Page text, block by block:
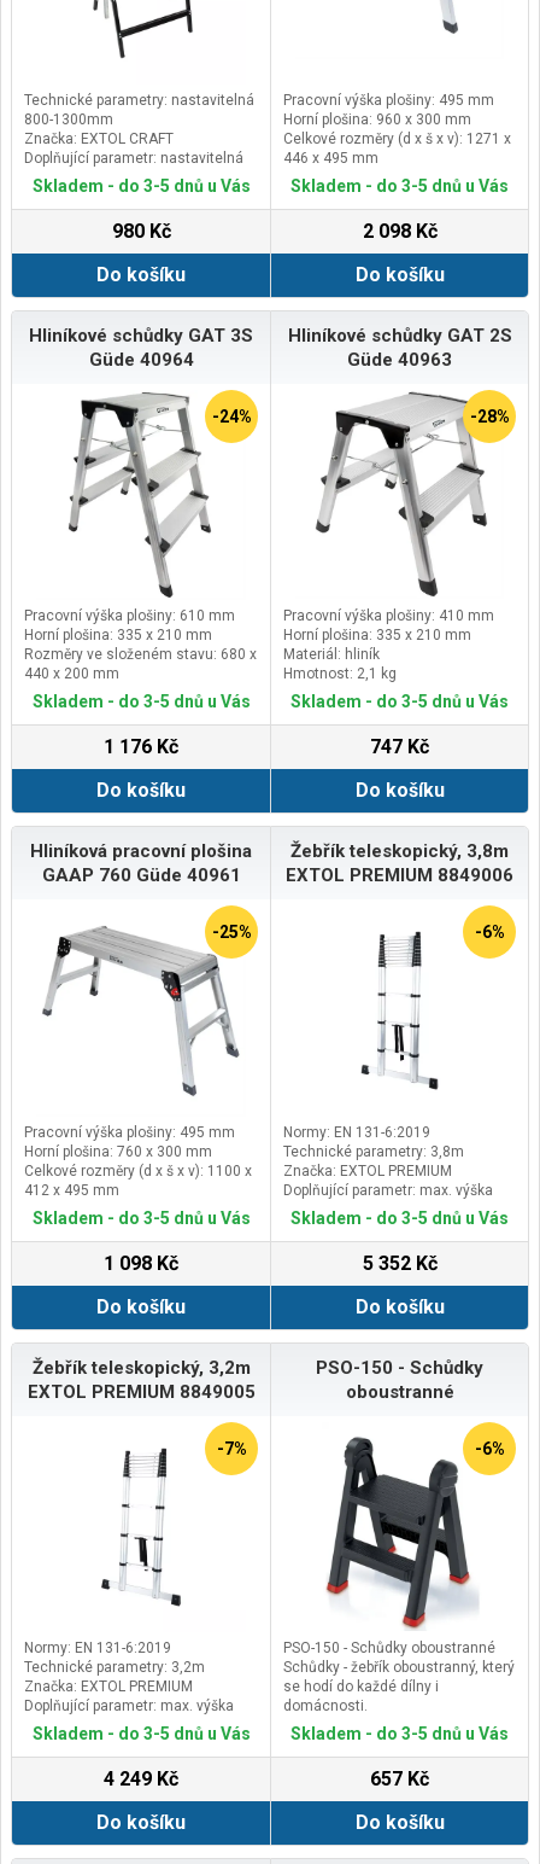
Technické parametry: nastavitelná
800-1300mm
Značka: EXTOL CRAFT
Doplňující parametr: nastavitelná
výška 800-1300mm, nosnost
200kg, půdorysné rozměry
684x581mm
Skladem - do 3-5 dnů u Vás
980 Kč
Do košíku
Pracovní výška plošiny: 495 mm
Horní plošina: 960 x 300 mm
Celkové rozměry (d x š x v): 1271 x
446 x 495 mm
Max. zatížení: 150 kg
Skladem - do 3-5 dnů u Vás
2 098 Kč
Do košíku
Hliníkové schůdky GAT 3S
Güde 40964
-24%
Pracovní výška plošiny: 610 mm
Horní plošina: 335 x 210 mm
Rozměry ve složeném stavu: 680 x
440 x 200 mm
Skládací: ano
Skladem - do 3-5 dnů u Vás
1 176 Kč
Do košíku
Hliníkové schůdky GAT 2S
Güde 40963
-28%
Pracovní výška plošiny: 410 mm
Horní plošina: 335 x 210 mm
Materiál: hliník
Hmotnost: 2,1 kg
Skladem - do 3-5 dnů u Vás
747 Kč
Do košíku
Hliníková pracovní plošina
GAAP 760 Güde 40961
-25%
Pracovní výška plošiny: 495 mm
Horní plošina: 760 x 300 mm
Celkové rozměry (d x š x v): 1100 x
412 x 495 mm
Max. zatížení: 150 kg
Skladem - do 3-5 dnů u Vás
1 098 Kč
Do košíku
Žebřík teleskopický, 3,8m
EXTOL PREMIUM 8849006
-6%
Normy: EN 131-6:2019
Technické parametry: 3,8m
Značka: EXTOL PREMIUM
Doplňující parametr: max. výška
3,8m, rozměry složeného žebříku
v.96 x š.86cm, nosnost 150kg, 12
příček, hmotnost 13,5kg, šířka
základy (v místě na podlaze)
86cm, šířka žebříku v teleskopické
části 30-34cm
Skladem - do 3-5 dnů u Vás
5 352 Kč
Do košíku
Žebřík teleskopický, 3,2m
EXTOL PREMIUM 8849005
-7%
Normy: EN 131-6:2019
Technické parametry: 3,2m
Značka: EXTOL PREMIUM
Doplňující parametr: max. výška
3,2m, rozměry složeného žebříku
v.90 x š.86cm, nosnost 150kg, 10
základy (v místě na podlaze)
86cm, šířka žebříku v teleskopické
části 30-34cm
Skladem - do 3-5 dnů u Vás
4 249 Kč
Do košíku
PSO-150 - Schůdky
oboustranné
-6%
PSO-150 - Schůdky oboustranné
Schůdky - žebřík oboustranný, který
se hodí do každé dílny i
domácnosti.
UNIVERZÁLNÍ - dílenský žebřík je
vyroben z kvalitního plastu a má
tomu se skvěle hodí na mnoho
míst – v dílně, doma, na zahradě i
na stavbě.ODOLNÝ – maximální
nosnost žebříku je až 150 kg, proto
Skladem - do 3-5 dnů u Vás
657 Kč
Do košíku